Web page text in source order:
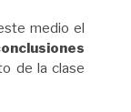
medio el
de la clase